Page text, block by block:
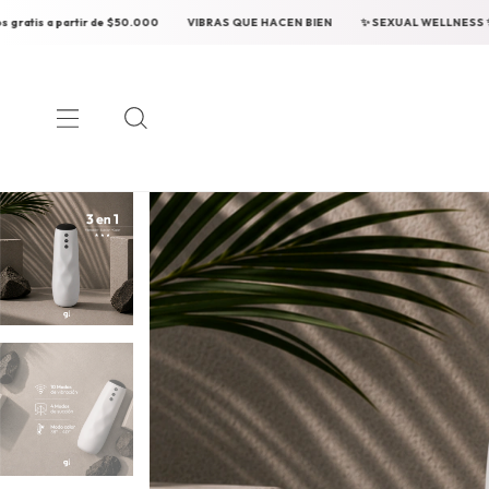
QUE HACEN BIEN ✨ SEXUAL WELLNESS ✨ Envios gratis a partir de $50.000